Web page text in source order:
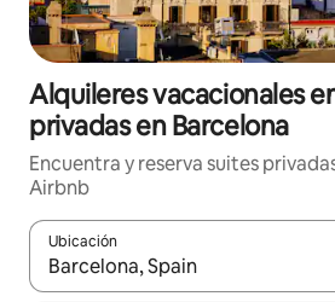
Alquileres vacacionales
privadas en Barcelona
Encuentra y reserva suites
Airbnb
Ubicación
Cuando los resultados estén